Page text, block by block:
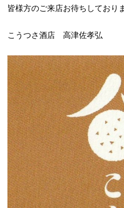
皆様方のご来店お待ちしておりま
こうつさ酒店 高津佐孝弘